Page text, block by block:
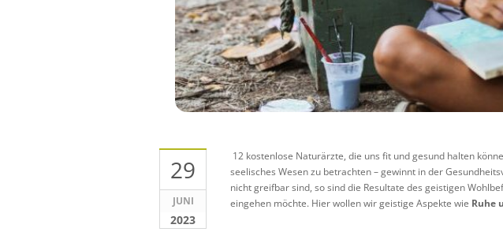
29
JUNI
2023
12 kostenlose Naturärzte, die uns fit und gesund halten
seelisches Wesen zu betrachten – gewinnt in der
nicht greifbar sind, so sind die Resultate des geistigen
eingehen möchte. Hier wollen wir geistige Aspekte wie Ruhe